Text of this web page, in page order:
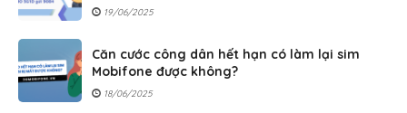
19/06/2025
Căn cước công dân hết hạn có làm lại sim
Mobifone được không?
18/06/2025